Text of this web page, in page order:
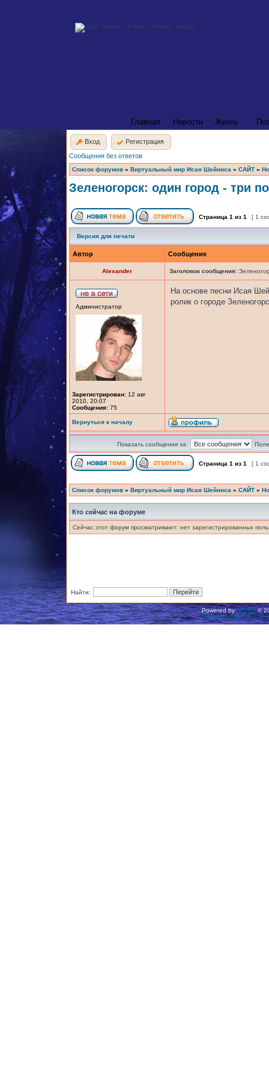
Главная Новости Жизнь
Вход
Регистрация
Сообщения без ответов
Список форумов » Виртуальный мир Исая Шейниса » САЙТ »
Зеленогорск: один город - три
Страница 1 из 1 [ 1
Версия для печати
Автор Сообщение
Alexander Заголовок сообщения:
Администратор
Зарегистрирован: 12 авг
2010, 20:07
Сообщения: 75
На основе песни Исая
ролик о городе
Вернуться к началу
Показать сообщения за:
Страница 1 из 1 [ 1
Список форумов » Виртуальный мир Исая Шейниса » САЙТ »
Кто сейчас на форуме
Сейчас этот форум просматривают: нет зарегистрированных
Найти:
Powered byphpBB©
Русская поддержка